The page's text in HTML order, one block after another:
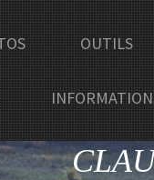
OUTILS